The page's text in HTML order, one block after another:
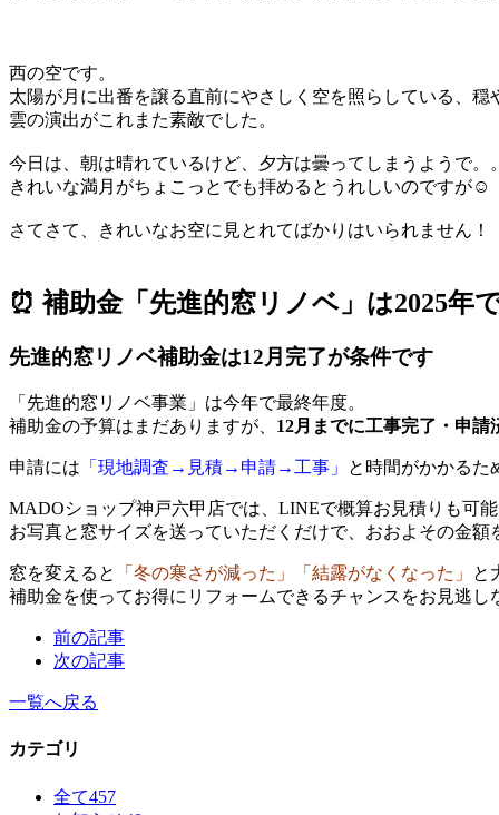
西の空です。
太陽が月に出番を譲る直前にやさしく空を照らしている、穏
雲の演出がこれまた素敵でした。
今日は、朝は晴れているけど、夕方は曇ってしまうようで。
きれいな満月がちょこっとでも拝めるとうれしいのですが☺
さてさて、きれいなお空に見とれてばかりはいられません！
⏰ 補助金「先進的窓リノベ」は2025年
先進的窓リノベ補助金は12月完了が条件です
「先進的窓リノベ事業」は今年で最終年度。
補助金の予算はまだありますが、 12月までに工事完了・申請
申請には 「現地調査→見積→申請→工事」 と時間がかかるた
MADOショップ神戸六甲店では、LINEで概算お見積りも可
お写真と窓サイズを送っていただくだけで、おおよその金額
窓を変えると 「冬の寒さが減った」「結露がなくなった」
と
補助金を使ってお得にリフォームできるチャンスをお見逃し
前の記事
次の記事
一覧へ戻る
カテゴリ
全て457